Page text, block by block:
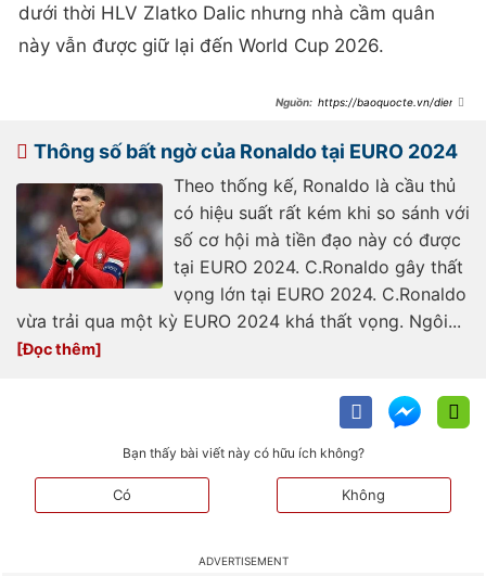
dưới thời HLV Zlatko Dalic nhưng nhà cầm quân
này vẫn được giữ lại đến World Cup 2026.
https://baoquocte.vn/diem-
Thông số bất ngờ của Ronaldo tại EURO 2024
Theo thống kế, Ronaldo là cầu thủ
có hiệu suất rất kém khi so sánh với
số cơ hội mà tiền đạo này có được
tại EURO 2024. C.Ronaldo gây thất
vọng lớn tại EURO 2024. C.Ronaldo
vừa trải qua một kỳ EURO 2024 khá thất vọng. Ngôi...
Bạn thấy bài viết này có hữu ích không?
Có Không